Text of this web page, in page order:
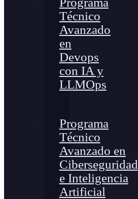
Técnico
Avanzado
en
Devops
con IA y
LLMOps
Programa
Técnico
Avanzado en
Ciberseguridad
e Inteligencia
Artificial